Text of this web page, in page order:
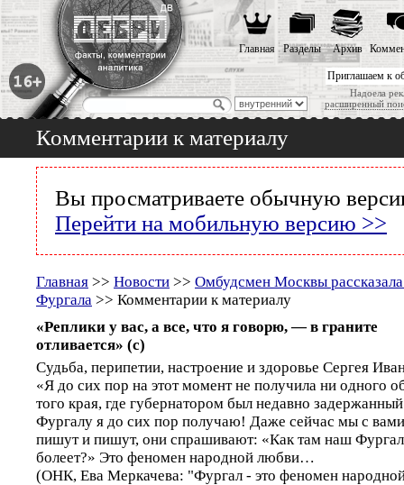
Приглашаем к
Надоела
расширенный
Главная Разделы Архив
Комментарии к материалу
Вы просматриваете обычную
Перейти на мобильную версию >>
Главная >> Новости >> Омбудсмен Москвы
Фургала >> Комментарии к материалу
«Реплики у вас, а все, что я говорю, — в граните
отливается» (с)
Судьба, перипетии, настроение и здоровье Сергея
«Я до сих пор на этот момент не получила ни одного
того края, где губернатором был недавно
Фургалу я до сих пор получаю! Даже сейчас мы с
пишут и пишут, они спрашивают: «Как там наш
болеет?» Это феномен народной любви…
(ОНК, Ева Меркачева: "Фургал - это феномен